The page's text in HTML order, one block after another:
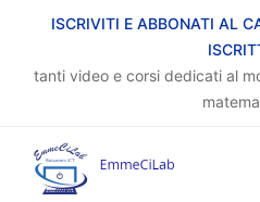
ISCRIVITI E ABBONATI AL
tanti video e corsi dedicati al